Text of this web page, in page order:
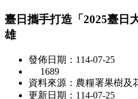
臺日攜手打造「2025臺日
雄
發佈日期：114-07-25
1689
資料來源：農糧署果樹及
更新日期：114-07-25